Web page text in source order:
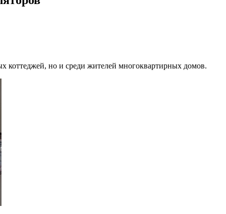
коттеджей, но и среди жителей многоквартирных домов.